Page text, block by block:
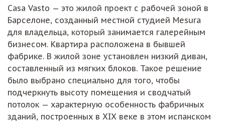
Casa Vasto — это жилой проект с рабочей зоной в
Барселоне, созданный местной студией Mesura
для владельца, который занимается галерейным
бизнесом. Квартира расположена в бывшей
фабрике. В жилой зоне установлен низкий диван,
составленный из мягких блоков. Такое решение
было выбрано специально для того, чтобы
подчеркнуть высоту помещения и сводчатый
потолок — характерную особенность фабричных
зданий, построенных в XIX веке в этом испанском